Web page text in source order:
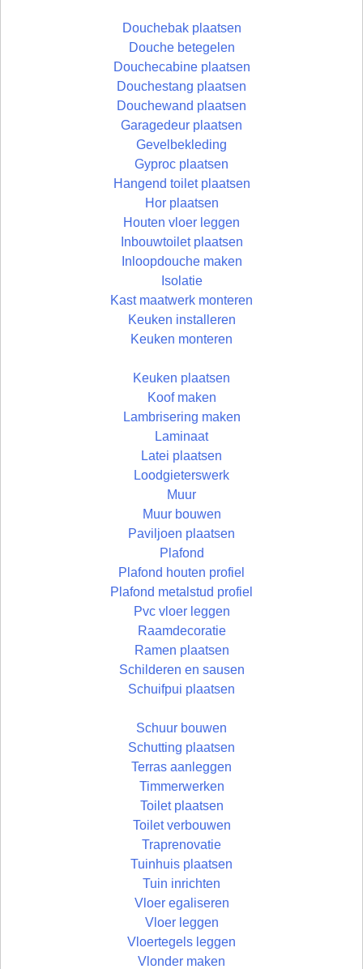
Douchebak plaatsen
Douche betegelen
Douchecabine plaatsen
Douchestang plaatsen
Douchewand plaatsen
Garagedeur plaatsen
Gevelbekleding
Gyproc plaatsen
Hangend toilet plaatsen
Hor plaatsen
Houten vloer leggen
Inbouwtoilet plaatsen
Inloopdouche maken
Isolatie
Kast maatwerk monteren
Keuken installeren
Keuken monteren
Keuken plaatsen
Koof maken
Lambrisering maken
Laminaat
Latei plaatsen
Loodgieterswerk
Muur
Muur bouwen
Paviljoen plaatsen
Plafond
Plafond houten profiel
Plafond metalstud profiel
Pvc vloer leggen
Raamdecoratie
Ramen plaatsen
Schilderen en sausen
Schuifpui plaatsen
Schuur bouwen
Schutting plaatsen
Terras aanleggen
Timmerwerken
Toilet plaatsen
Toilet verbouwen
Traprenovatie
Tuinhuis plaatsen
Tuin inrichten
Vloer egaliseren
Vloer leggen
Vloertegels leggen
Vlonder maken